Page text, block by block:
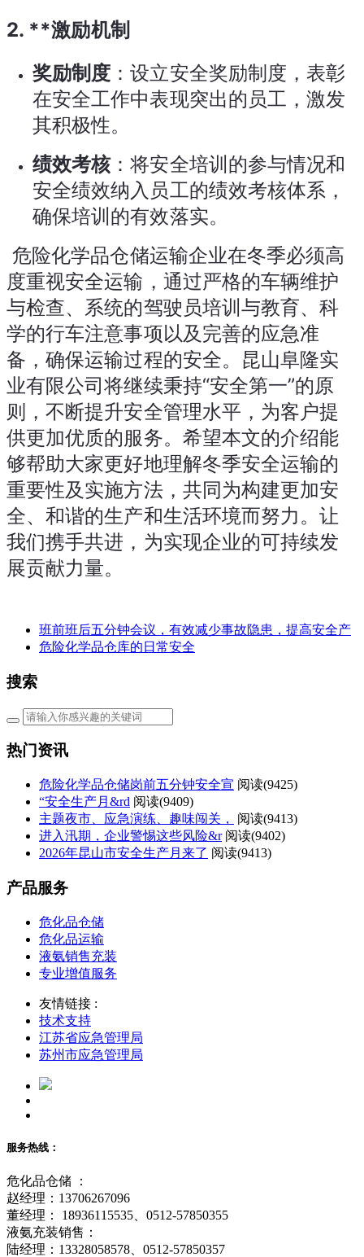
2. **激励机制
奖励制度 ：设立安全奖励制度，表彰
在安全工作中表现突出的员工，激发
其积极性。
绩效考核：将安全培训的参与情况和
安全绩效纳入员工的绩效考核体系，
确保培训的有效落实。
危险化学品仓储运输企业在冬季必须高
度重视安全运输，通过严格的车辆维护
与检查、系统的驾驶员培训与教育、科
学的行车注意事项以及完善的应急准
备，确保运输过程的安全。昆山阜隆实
业有限公司将继续秉持“安全第一”的原
则，不断提升安全管理水平，为客户提
供更加优质的服务。希望本文的介绍能
够帮助大家更好地理解冬季安全运输的
重要性及实施方法，共同为构建更加安
全、和谐的生产和生活环境而努力。让
我们携手共进，为实现企业的可持续发
展贡献力量。
班前班后五分钟会议，有效减少事故隐患，提高安全产
危险化学品仓库的日常安全
搜索
热门资讯
危险化学品仓储岗前五分钟安全宣 阅读(9425)
“安全生产月&rd 阅读(9409)
主题夜市、应急演练、趣味闯关，
阅读(9413)
进入汛期，企业警惕这些风险&r 阅读(9402)
2026年昆山市安全生产月来了 阅读(9413)
产品服务
危化品仓储
危化品运输
液氨销售充装
专业增值服务
友情链接 :
技术支持
江苏省应急管理局
苏州市应急管理局
服务热线：
危化品仓储 ：
赵经理：13706267096
董经理： 18936115535、0512-57850355
液氨充装销售：
陆经理：13328058578、0512-57850357